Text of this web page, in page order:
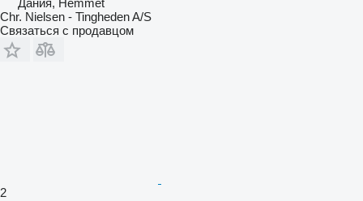
Chr. Nielsen - Tingheden A/S
Связаться с продавцом
2